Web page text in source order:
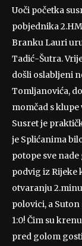
Uoči početka
pobjednika
Branku Lauri
Tadić-Šutra.
došli oslabljeni
Tomljanovića,
momčad s
Susret je
je Splićanima
potope sve
podvig iz Rijeke
otvaranju
polovici, a
1:0! Čim su
pred golom